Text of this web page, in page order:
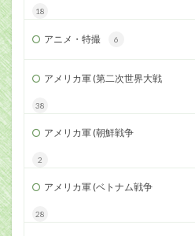
18
アニメ・特撮 6
アメリカ軍 (第二次世界大戦
38
アメリカ軍 (朝鮮戦争
2
アメリカ軍 (ベトナム戦争
28